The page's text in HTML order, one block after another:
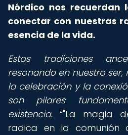
Nórdico nos recuerdan
conectar con nuestras
esencia de la vida.
Estas tradiciones
resonando en nuestro
la celebración y la
son pilares
existencia.
"La magia
radica en la comunión